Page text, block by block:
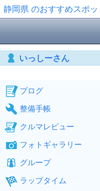
静岡県 のおすすめスポ
いっしーさん
ブログ
整備手帳
クルマレビュー
フォトギャラリー
グループ
ラップタイム